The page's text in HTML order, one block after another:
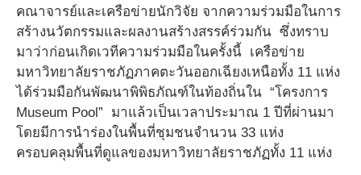
คณาจารย์และเครือข่ายนักวิจัย จากความร่วมมือในการ
สร้างนวัตกรรมและผลงานสร้างสรรค์ร่วมกัน ซึ่งทราบ
มาว่าก่อนเกิดเวทีความร่วมมือในครั้งนี้ เครือข่าย
มหาวิทยาลัยราชภัฏภาคตะวันออกเฉียงเหนือทั้ง 11 แห่ง
ได้ร่วมมือกันพัฒนาพิพิธภัณฑ์ในท้องถิ่นใน “โครงการ
Museum Pool” มาแล้วเป็นเวลาประมาณ 1 ปีที่ผ่านมา
โดยมีการนำร่องในพื้นที่ชุมชนจำนวน 33 แห่ง
ครอบคลุมพื้นที่ดูแลของมหาวิทยาลัยราชภัฏทั้ง 11 แห่ง